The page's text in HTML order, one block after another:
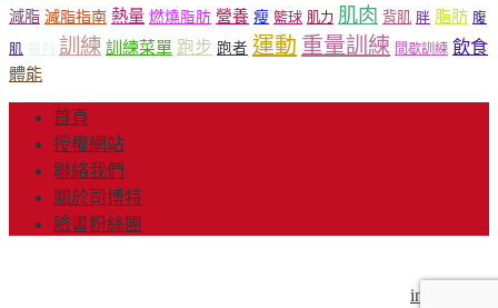
減脂 減脂指南 熱量 燃燒脂肪 營養 瘦 籃球 肌力 肌肉 背肌 胖 脂肪 腹
肌
訓練 訓練菜單 跑步 跑者 運動 重量訓練 間歇訓練 飲食
體能
首頁
授權網站
聯絡我們
關於司博特
臉書粉絲團
info@mr-